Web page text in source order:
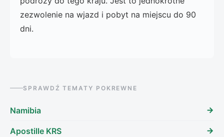
zezwolenie na wjazd i pobyt na miejscu do 90
dni.
SPRAWDŹ TEMATY POKREWNE
Namibia
Apostille KRS